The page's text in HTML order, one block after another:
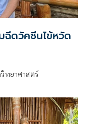
ฉีดวัคซีนไข้หวัด
ทยาศาสตร์